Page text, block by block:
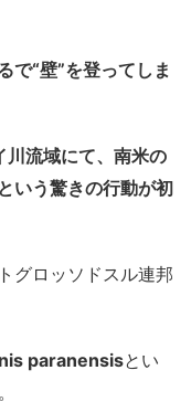
で“壁”を登ってしま
流域にて、南米の
いう驚きの行動が初
グロッソドスル連邦
paranensisとい